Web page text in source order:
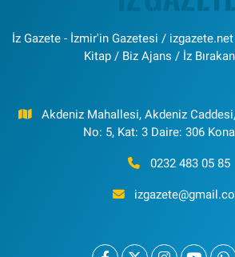
İz Gazete - İzmir'in Gazetesi /
Kitap / Biz Ajans / İz
Akdeniz Mahallesi, Akdeniz
No: 5, Kat: 3 Daire: 306
0232 483 05 85